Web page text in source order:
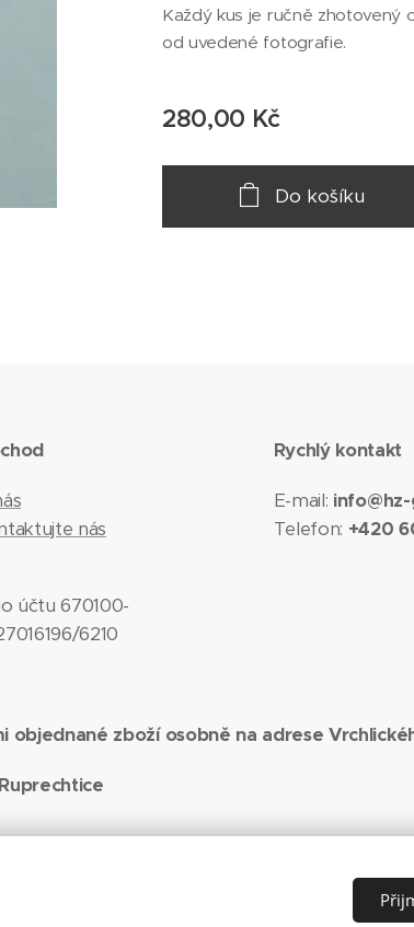
Každý kus je ručně zhotovený
od uvedené fotografie.
280,00 Kč
Do košíku
nás
účtu 670100-
6210
Rychlý kontakt
E-mail:
Telefon: +420
zboží osobně na adrese